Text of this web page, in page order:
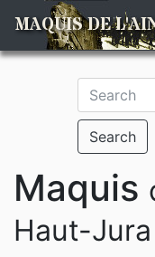
MAQUIS DE
Search
Maquis
Haut-Jura